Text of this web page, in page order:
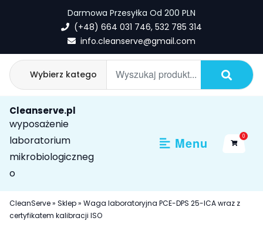
Darmowa Przesyłka Od 200 PLN
(+48) 664 031 746, 532 785 314
info.cleanserve@gmail.com
Cleanserve.pl
wyposażenie
laboratorium
mikrobiologiczneg
o
Menu 0
CleanServe» Sklep» Waga laboratoryjna PCE-DPS 25-ICA wraz z
certyfikatem kalibracji ISO